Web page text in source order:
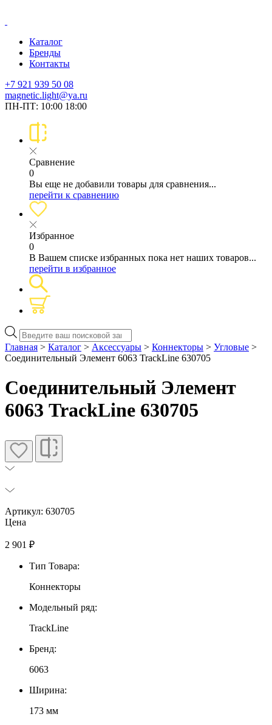
Каталог
Бренды
Контакты
+7 921 939 50 08
magnetic.light@ya.ru
ПН-ПТ: 10:00 18:00
Сравнение
0
Вы еще не добавили товары для сравнения...
перейти к сравнению
Избранное
0
В Вашем списке избранных пока нет наших товаров...
перейти в избранное
Поиск
товаров
Главная > Каталог > Аксессуары > Коннекторы > Угловые >
Соединительный Элемент 6063 TrackLine 630705
Соединительный Элемент
6063 TrackLine 630705
Артикул: 630705
Цена
2 901 ₽
Тип Товара:
Коннекторы
Модельный ряд:
TrackLine
Бренд:
6063
Ширина:
173 мм